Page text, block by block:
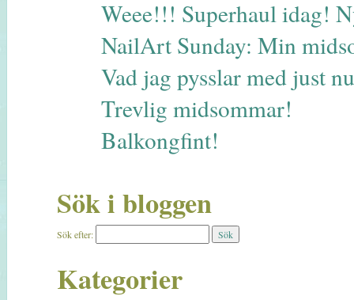
Weee!!! Superhaul idag!
NailArt Sunday: Min
Vad jag pysslar med just
Trevlig midsommar!
Balkongfint!
Sök i bloggen
Sök efter:
Kategorier